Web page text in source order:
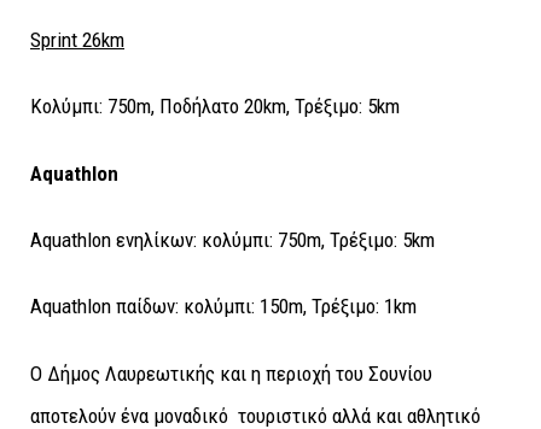
Sprint 26km
Κολύμπι: 750m, Ποδήλατο 20km, Τρέξιμο: 5km
Aquathlon
Aquathlon ενηλίκων: κολύμπι: 750m, Τρέξιμο: 5km
Aquathlon παίδων: κολύμπι: 150m, Τρέξιμο: 1km
Ο Δήμος Λαυρεωτικής και η περιοχή του Σουνίου
αποτελούν ένα μοναδικό τουριστικό αλλά και αθλητικό